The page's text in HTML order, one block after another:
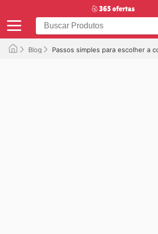
Blog Passos simples para escolher a cor